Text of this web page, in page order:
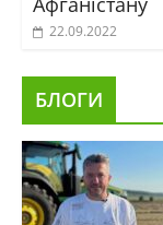
22.09.2022
БЛОГИ